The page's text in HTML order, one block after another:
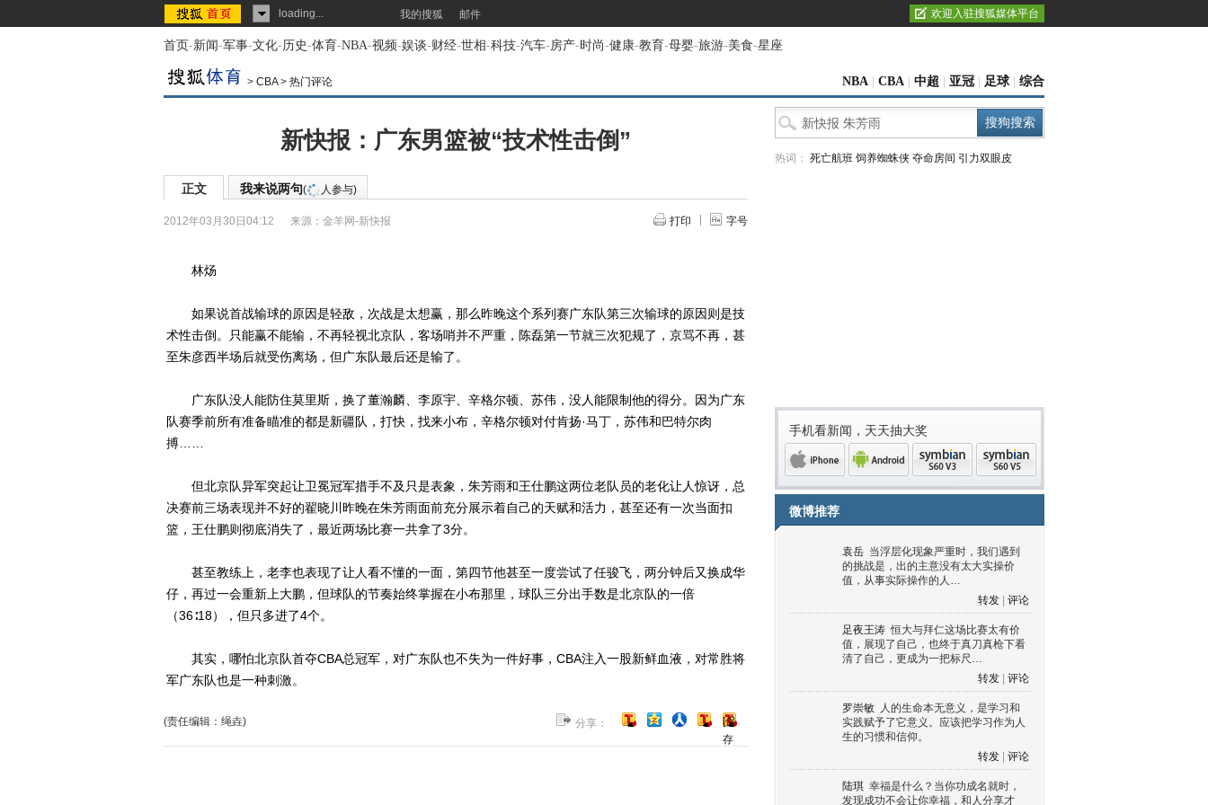
loading... 我的搜狐 邮件 欢迎入驻搜狐媒体平台
首页-新闻-军事-文化-历史-体育-NBA-视频-娱谈-财经-世相-科技-汽车-房产-时尚-健康-教育-母婴-旅游-美食-星座
> CBA> 热门评论 NBA CBA 中超 亚冠 足球 综合
新快报：广东男篮被“技术性击倒”
正文 我来说两句( 人参与)
2012年03月30日04:12 来源： 金羊网-新快报 打印 字号
林炀
如果说首战输球的原因是轻敌，次战是太想赢，那么昨晚这个系列赛广东队第三次输球的原因则是技
术性击倒。只能赢不能输，不再轻视北京队，客场哨并不严重，陈磊第一节就三次犯规了，京骂不再，甚
至朱彦西半场后就受伤离场，但广东队最后还是输了。
广东队没人能防住莫里斯，换了董瀚麟、李原宇、辛格尔顿、苏伟，没人能限制他的得分。因为广东
队赛季前所有准备瞄准的都是新疆队，打快，找来小布，辛格尔顿对付肯扬·马丁，苏伟和巴特尔肉
搏……
但北京队异军突起让卫冕冠军措手不及只是表象，朱芳雨和王仕鹏这两位老队员的老化让人惊讶，总
决赛前三场表现并不好的翟晓川昨晚在朱芳雨面前充分展示着自己的天赋和活力，甚至还有一次当面扣
篮，王仕鹏则彻底消失了，最近两场比赛一共拿了3分。
甚至教练上，老李也表现了让人看不懂的一面，第四节他甚至一度尝试了任骏飞，两分钟后又换成华
仔，再过一会重新上大鹏，但球队的节奏始终掌握在小布那里，球队三分出手数是北京队的一倍
（36∶18），但只多进了4个。
其实，哪怕北京队首夺CBA总冠军，对广东队也不失为一件好事，CBA注入一股新鲜血液，对常胜将
军广东队也是一种刺激。
(责任编辑：绳垚) 分享：
[保
存
热词： 死亡航班 饲养蜘蛛侠 夺命房间 引力双眼皮
手机看新闻，天天抽大奖
Android symbian
微博推荐
袁岳 当浮层化现象严重时，我们遇到
的挑战是，出的主意没有太大实操价
值，从事实际操作的人…
转发
评论
足夜王涛 恒大与拜仁这场比赛太有价
值，展现了自己，也终于真刀真枪下看
清了自己，更成为一把标尺…
转发
评论
罗崇敏 人的生命本无意义，是学习和
实践赋予了它意义。应该把学习作为人
生的习惯和信仰。
转发
评论
陆琪 幸福是什么？当你功成名就时，
发现成功不会让你幸福，和人分享才